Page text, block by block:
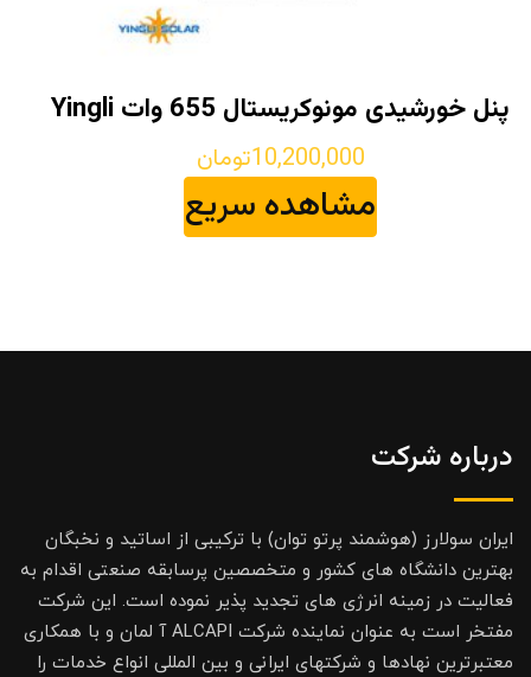
پنل خورشیدی مونوکریستال 655 وات Yingli
10,200,000تومان
مشاهده سریع
درباره شرکت
ایران سولارز (هوشمند پرتو توان) با ترکیبی از اساتید و نخبگان
بهترین دانشگاه های کشور و متخصصین پرسابقه صنعتی اقدام به
فعالیت در زمینه انرژی های تجدید پذیر نموده است. این شرکت
مفتخر است به عنوان نماینده شرکت ALCAPI آ لمان و با همکاری
معتبرترین نهادها و شرکتهای ایرانی و بین المللی انواع خدمات را